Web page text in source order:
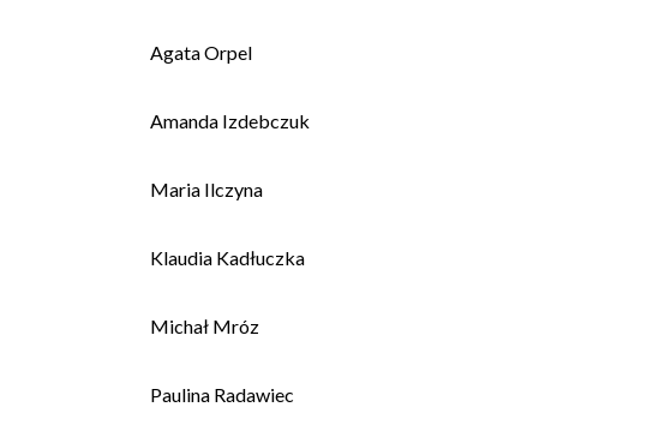
Agata Orpel
Amanda Izdebczuk
Maria Ilczyna
Klaudia Kadłuczka
Michał Mróz
Paulina Radawiec